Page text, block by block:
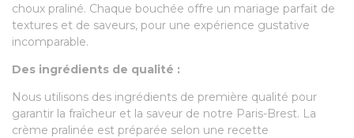
choux praliné. Chaque bouchée offre un mariage parfait de
textures et de saveurs, pour une expérience gustative
incomparable.
Des ingrédients de qualité :
Nous utilisons des ingrédients de première qualité pour
garantir la fraîcheur et la saveur de notre Paris-Brest. La
crème pralinée est préparée selon une recette